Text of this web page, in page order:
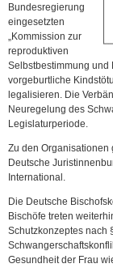
Bundesregierung
eingesetzten
„Kommission zur
reproduktiven
Selbstbestimmung und
vorgeburtliche
legalisieren. Die
Neuregelung des
Legislaturperiode.
Zu den Organisationen
Deutsche
International.
Die Deutsche
Bischöfe treten
Schutzkonzeptes nach
Gesundheit der Frau